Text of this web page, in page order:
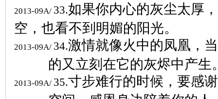
2013-09A/ 33.如果你内心的灰尘太厚
空，也看不到明媚的阳光。
2013-09A/ 34.激情就像火中的凤凰，
的又立刻在它的灰烬中产生
2013-09A/ 35.寸步难行的时候，要感